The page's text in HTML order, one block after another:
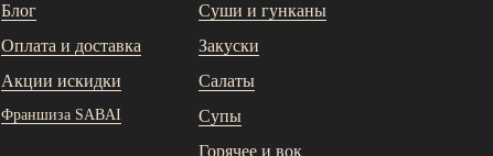
Блог
Оплата и доставка
Акции искидки
Франшиза SABAI
Суши и гунканы
Закуски
Салаты
Супы
Горячее и вок